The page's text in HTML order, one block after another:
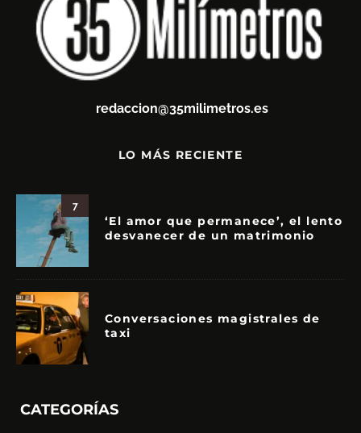
redaccion@35milimetros.es
LO MÁS RECIENTE
7
‘El amor que permanece’, el lento
desvanecer de un matrimonio
Conversaciones magistrales de
taxi
CATEGORÍAS